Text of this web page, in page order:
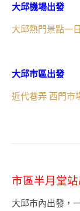
大邱機場出發
大邱熱門景點一
大邱市區出發
近代巷弄 西門市
市區半月堂
大邱市內出發，